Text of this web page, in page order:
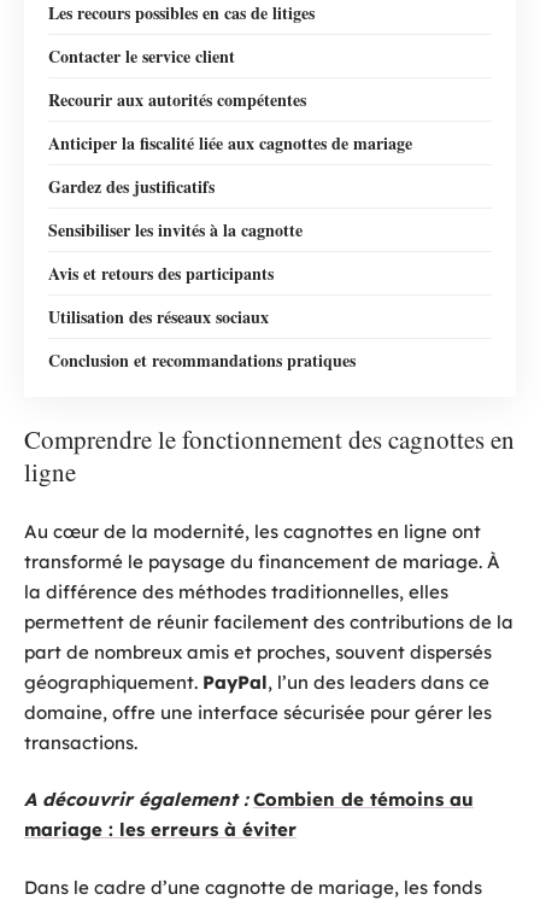
Les recours possibles en cas de litiges
Contacter le service client
Recourir aux autorités compétentes
Anticiper la fiscalité liée aux cagnottes de mariage
Gardez des justificatifs
Sensibiliser les invités à la cagnotte
Avis et retours des participants
Utilisation des réseaux sociaux
Conclusion et recommandations pratiques
Comprendre le fonctionnement des cagnottes en
ligne
Au cœur de la modernité, les cagnottes en ligne ont
transformé le paysage du financement de mariage. À
la différence des méthodes traditionnelles, elles
permettent de réunir facilement des contributions de la
part de nombreux amis et proches, souvent dispersés
géographiquement. PayPal, l’un des leaders dans ce
domaine, offre une interface sécurisée pour gérer les
transactions.
A découvrir également : Combien de témoins au
mariage : les erreurs à éviter
Dans le cadre d’une cagnotte de mariage, les fonds